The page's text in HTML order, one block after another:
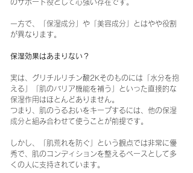
のサポート役として心強い存在です。
一方で、「保湿成分」や「美容成分」とはやや役割
が異なります。
保湿効果はあまりない？
実は、グリチルリチン酸2Kそのものには「水分を抱
える」「肌のバリア機能を補う」といった直接的な
保湿作用はほとんどありません。
つまり、肌のうるおいをキープするには、他の保湿
成分と組み合わせて使うことが前提です。
しかし、「肌荒れを防ぐ」という観点では非常に優
秀で、肌のコンディションを整えるベースとして多
くの人に支持されています。